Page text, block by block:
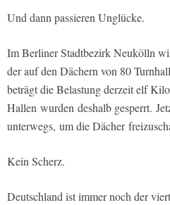
Und dann passieren Unglücke.
Im Berliner Stadtbezirk Neukölln
der auf den Dächern von 80
beträgt die Belastung derzeit elf
Hallen wurden deshalb gesperrt.
unterwegs, um die Dächer
Kein Scherz.
Deutschland ist immer noch der